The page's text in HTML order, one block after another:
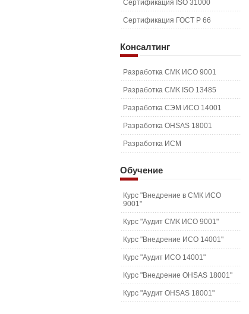
Сертификация ISO 31000
Сертификация ГОСТ Р 66
Консалтинг
Разработка СМК ИСО 9001
Разработка СМК ISO 13485
Разработка СЭМ ИСО 14001
Разработка OHSAS 18001
Разработка ИСМ
Обучение
Курс "Внедрение в СМК ИСО
9001"
Курс "Аудит СМК ИСО 9001"
Курс "Внедрение ИСО 14001"
Курс "Аудит ИСО 14001"
Курс "Внедрение OHSAS 18001"
Курс "Аудит OHSAS 18001"